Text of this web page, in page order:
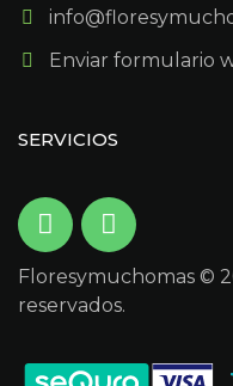
Enviar formulario
SERVICIOS
Floresymuchomas ©
reservados.